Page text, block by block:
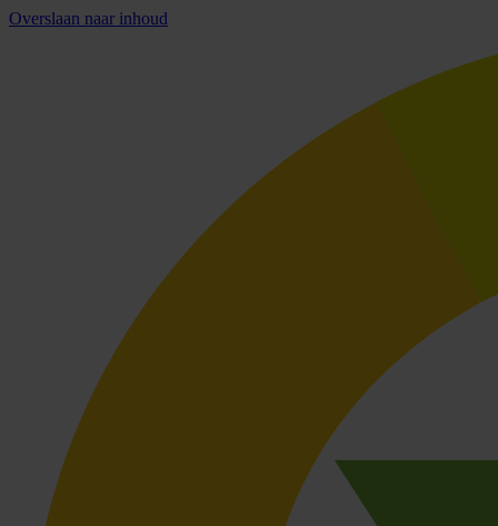
Overslaan naar inhoud